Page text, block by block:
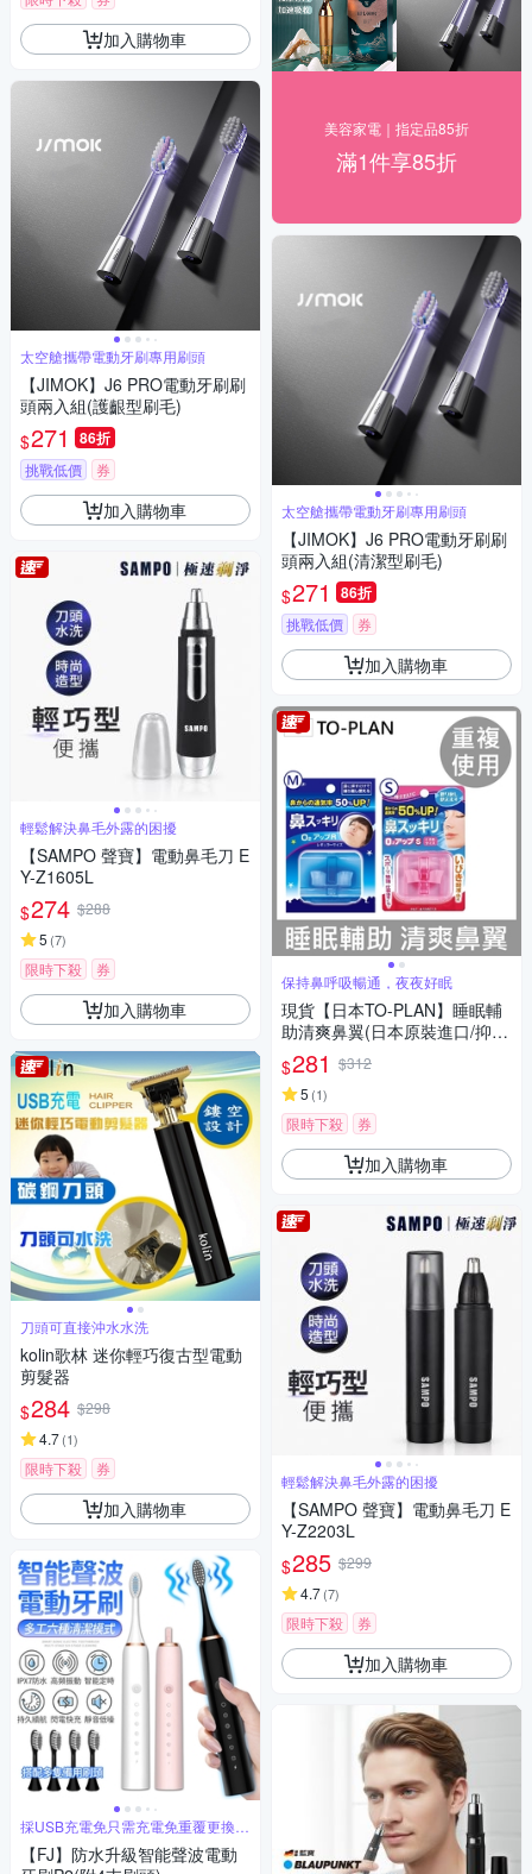
加入購物車
太空艙攜帶電動牙刷專用刷頭
【JIMOK】J6 PRO電動牙刷刷
頭兩入組(護齦型刷毛)
$271 86折
挑戰低價 券
加入購物車
輕鬆解決鼻毛外露的困擾
【SAMPO 聲寶】電動鼻毛刀 E
Y-Z1605L
$274 $288
5 (7)
限時下殺 券
加入購物車
刀頭可直接沖水水洗
kolin歌林 迷你輕巧復古型電動
剪髮器
$284 $298
4.7(1)
限時下殺 券
加入購物車
採USB充電免只需充電免重覆更換電
池
【FJ】防水升級智能聲波電動
美容家電｜指定品85折
滿1件享85折
太空艙攜帶電動牙刷專用刷頭
【JIMOK】J6 PRO電動牙刷刷
頭兩入組(清潔型刷毛)
$271 86折
挑戰低價 券
加入購物車
保持鼻呼吸暢通，夜夜好眠
現貨【日本TO-PLAN】睡眠輔
助清爽鼻翼(日本原裝進口/抑制
口呼吸)
$281 $312
5 (1)
限時下殺 券
加入購物車
輕鬆解決鼻毛外露的困擾
【SAMPO 聲寶】電動鼻毛刀 E
Y-Z2203L
$285 $299
4.7(7)
限時下殺 券
加入購物車